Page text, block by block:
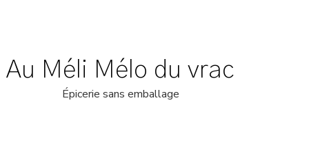
Au Méli Mélo du vrac
Épicerie sans emballage